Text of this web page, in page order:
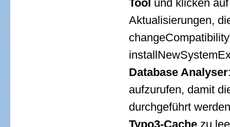
Tool und klicken
Aktualisierungen,
Database Analyser
aufzurufen, damit
durchgeführt
Typo3-Cache zu